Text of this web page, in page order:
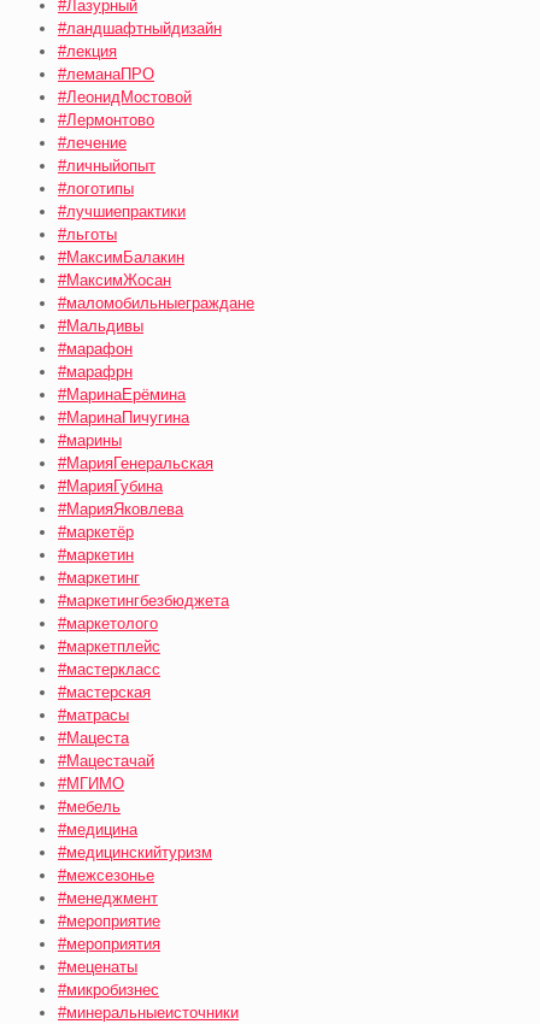
#Лазурный
#ландшафтныйдизайн
#лекция
#леманаПРО
#ЛеонидМостовой
#Лермонтово
#лечение
#личныйопыт
#логотипы
#лучшиепрактики
#льготы
#МаксимБалакин
#МаксимЖосан
#маломобильныеграждане
#Мальдивы
#марафон
#марафрн
#МаринаЕрёмина
#МаринаПичугина
#марины
#МарияГенеральская
#МарияГубина
#МарияЯковлева
#маркетёр
#маркетин
#маркетинг
#маркетингбезбюджета
#маркетолого
#маркетплейс
#мастеркласс
#мастерская
#матрасы
#Мацеста
#Мацестачай
#МГИМО
#мебель
#медицина
#медицинскийтуризм
#межсезонье
#менеджмент
#мероприятие
#мероприятия
#меценаты
#микробизнес
#минеральныеисточники